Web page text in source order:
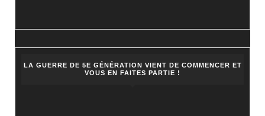
LA GUERRE DE 5E GÉNÉRATION VIENT DE COMMENCER ET
VOUS EN FAITES PARTIE !